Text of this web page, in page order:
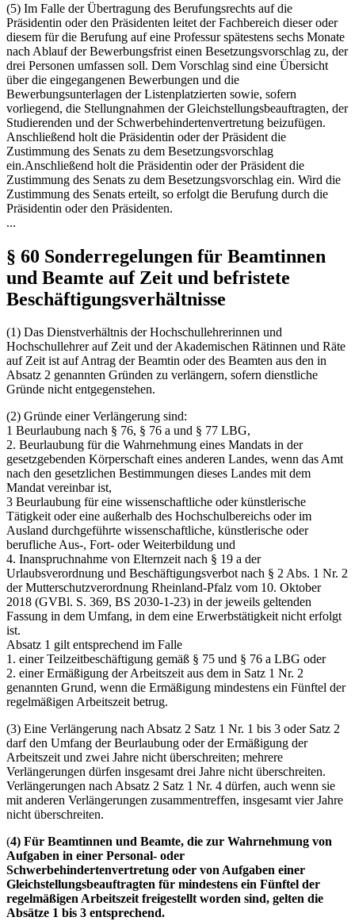
(5) Im Falle der Übertragung des Berufungsrechts auf die
Präsidentin oder den Präsidenten leitet der Fachbereich dieser oder
diesem für die Berufung auf eine Professur spätestens sechs Monate
nach Ablauf der Bewerbungsfrist einen Besetzungsvorschlag zu, der
drei Personen umfassen soll. Dem Vorschlag sind eine Übersicht
über die eingegangenen Bewerbungen und die
Bewerbungsunterlagen der Listenplatzierten sowie, sofern
vorliegend, die Stellungnahmen der Gleichstellungsbeauftragten, der
Studierenden und der Schwerbehindertenvertretung beizufügen.
Anschließend holt die Präsidentin oder der Präsident die
Zustimmung des Senats zu dem Besetzungsvorschlag
ein.Anschließend holt die Präsidentin oder der Präsident die
Zustimmung des Senats zu dem Besetzungsvorschlag ein. Wird die
Zustimmung des Senats erteilt, so erfolgt die Berufung durch die
Präsidentin oder den Präsidenten.
...
§ 60 Sonderregelungen für Beamtinnen
und Beamte auf Zeit und befristete
Beschäftigungsverhältnisse
(1) Das Dienstverhältnis der Hochschullehrerinnen und
Hochschullehrer auf Zeit und der Akademischen Rätinnen und Räte
auf Zeit ist auf Antrag der Beamtin oder des Beamten aus den in
Absatz 2 genannten Gründen zu verlängern, sofern dienstliche
Gründe nicht entgegenstehen.
(2) Gründe einer Verlängerung sind:
1 Beurlaubung nach § 76, § 76 a und § 77 LBG,
2. Beurlaubung für die Wahrnehmung eines Mandats in der
gesetzgebenden Körperschaft eines anderen Landes, wenn das Amt
nach den gesetzlichen Bestimmungen dieses Landes mit dem
Mandat vereinbar ist,
3 Beurlaubung für eine wissenschaftliche oder künstlerische
Tätigkeit oder eine außerhalb des Hochschulbereichs oder im
Ausland durchgeführte wissenschaftliche, künstlerische oder
berufliche Aus-, Fort- oder Weiterbildung und
4. Inanspruchnahme von Elternzeit nach § 19 a der
Urlaubsverordnung und Beschäftigungsverbot nach § 2 Abs. 1 Nr. 2
der Mutterschutzverordnung Rheinland-Pfalz vom 10. Oktober
2018 (GVBl. S. 369, BS 2030-1-23) in der jeweils geltenden
Fassung in dem Umfang, in dem eine Erwerbstätigkeit nicht erfolgt
ist.
Absatz 1 gilt entsprechend im Falle
1. einer Teilzeitbeschäftigung gemäß § 75 und § 76 a LBG oder
2. einer Ermäßigung der Arbeitszeit aus dem in Satz 1 Nr. 2
genannten Grund, wenn die Ermäßigung mindestens ein Fünftel der
regelmäßigen Arbeitszeit betrug.
(3) Eine Verlängerung nach Absatz 2 Satz 1 Nr. 1 bis 3 oder Satz 2
darf den Umfang der Beurlaubung oder der Ermäßigung der
Arbeitszeit und zwei Jahre nicht überschreiten; mehrere
Verlängerungen dürfen insgesamt drei Jahre nicht überschreiten.
Verlängerungen nach Absatz 2 Satz 1 Nr. 4 dürfen, auch wenn sie
mit anderen Verlängerungen zusammentreffen, insgesamt vier Jahre
nicht überschreiten.
(4) Für Beamtinnen und Beamte, die zur Wahrnehmung von
Aufgaben in einer Personal- oder
Schwerbehindertenvertretung oder von Aufgaben einer
Gleichstellungsbeauftragten für mindestens ein Fünftel der
regelmäßigen Arbeitszeit freigestellt worden sind, gelten die
Absätze 1 bis 3 entsprechend.